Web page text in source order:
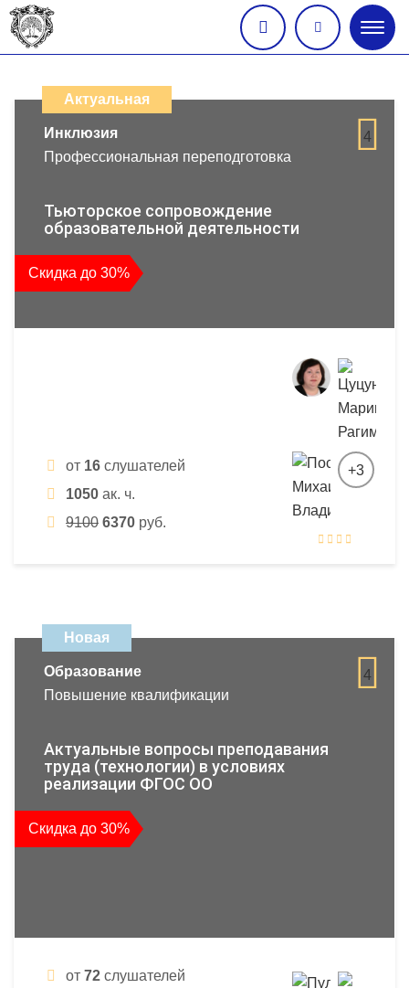
меню
дистанционных
образовательных
повышения
квалификации
и
профессиональной
Актуальная
4
Инклюзия
Профессиональная переподготовка
Тьюторское сопровождение
образовательной деятельности
Скидка до 30%
от 16 слушателей
1050 ак. ч.
9100 6370 руб.
+3
Новая
4
Образование
Повышение квалификации
Актуальные вопросы преподавания
труда (технологии) в условиях
реализации ФГОС ОО
Скидка до 30%
от 72 слушателей